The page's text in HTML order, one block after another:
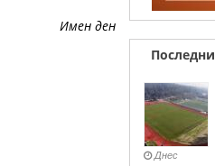
Имен ден
Последни
Днес